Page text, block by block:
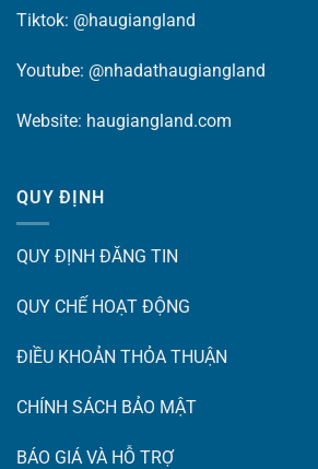
Tiktok: @haugiangland
Youtube: @nhadathaugiangland
Website: haugiangland.com
QUY ĐỊNH
QUY ĐỊNH ĐĂNG TIN
QUY CHẾ HOẠT ĐỘNG
ĐIỀU KHOẢN THỎA THUẬN
CHÍNH SÁCH BẢO MẬT
BÁO GIÁ VÀ HỖ TRỢ